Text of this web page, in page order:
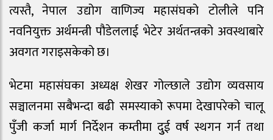
त्यस्तै, नेपाल उद्योग वाणिज्य महासंघको टोलीले पनि
नवनियुक्त अर्थमन्त्री पौडेललाई भेटेर अर्थतन्त्रको अवस्थाबारे
अवगत गराइसकेको छ।
भेटमा महासंघका अध्यक्ष शेखर गोल्छाले उद्योग व्यवसाय
सञ्चालनमा सबैभन्दा बढी समस्याको रूपमा देखापरेको चालू
पुँजी कर्जा मार्ग निर्देशन कम्तीमा दुुई वर्ष स्थगन गर्न तथा